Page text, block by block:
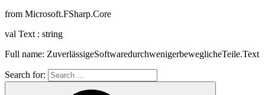
from Microsoft.FSharp.Core
val Text : string
Full name: ZuverlässigeSoftwaredurchwenigerbeweglicheTeile.Text
Search for: